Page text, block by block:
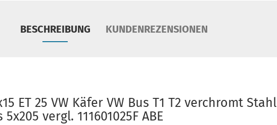
BESCHREIBUNG KUNDENREZENSIONEN
ET 25 VW Käfer VW Bus T1 T2 verchromt Stahl
vergl. 111601025F ABE